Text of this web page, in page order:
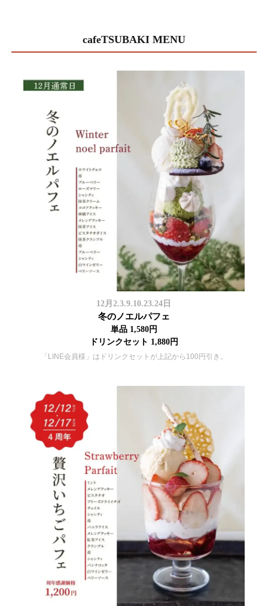
cafeTSUBAKI MENU
12月2.3.9.10.23.24日
冬のノエルパフェ
単品 1,580円
ドリンクセット 1,880円
「LINE会員様」はドリンクセットが上記から100円引き。